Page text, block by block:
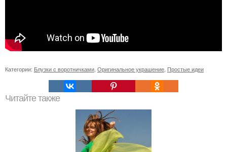
Категории: Блузки с воротничками Оригинальное украшение Простые идеи
Читайте также